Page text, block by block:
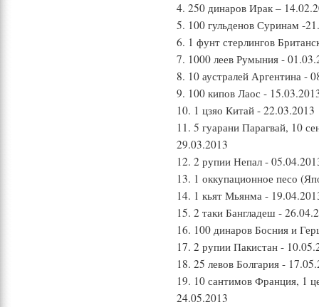
4. 250 динаров Ирак –
5. 100 гульденов Суринам -
6. 1 фунт стерлингов
7. 1000 леев Румыния -
8. 10 аустралей Аргентина -
9. 100 кипов Лаос -
10. 1 цзяо Китай - 22.03.2013
11. 5 гуарани Парагвай, 10
29.03.2013
12. 2 рупии Непал -
13. 1 оккупационное песо
14. 1 кьят Мьянма -
15. 2 таки Бангладеш -
16. 100 динаров Босния и
17. 2 рупии Пакистан -
18. 25 левов Болгария -
19. 10 сантимов Франция, 1
24.05.2013